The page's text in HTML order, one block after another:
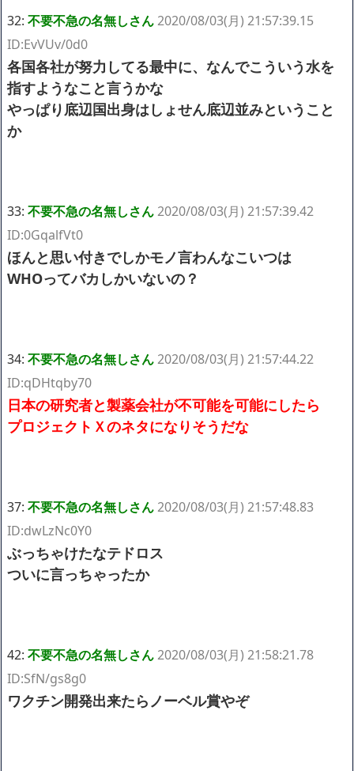
32: 不要不急の名無しさん2020/08/03(月) 21:57:39.15
ID:EvVUv/0d0
各国各社が努力してる最中に、なんでこういう水を
指すようなこと言うかな
やっぱり底辺国出身はしょせん底辺並みということ
か
33: 不要不急の名無しさん2020/08/03(月) 21:57:39.42
ID:0GqalfVt0
ほんと思い付きでしかモノ言わんなこいつは
WHOってバカしかいないの？
34: 不要不急の名無しさん2020/08/03(月) 21:57:44.22
ID:qDHtqby70
日本の研究者と製薬会社が不可能を可能にしたら
プロジェクトＸのネタになりそうだな
37: 不要不急の名無しさん2020/08/03(月) 21:57:48.83
ID:dwLzNc0Y0
ぶっちゃけたなテドロス
ついに言っちゃったか
42: 不要不急の名無しさん2020/08/03(月) 21:58:21.78
ID:SfN/gs8g0
ワクチン開発出来たらノーベル賞やぞ